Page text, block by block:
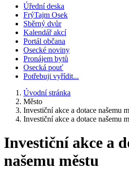
Úřední deska
FrýTajm Osek
Sběrný dvůr
Kalendář akcí
Portál občana
Osecké noviny
Pronájem bytů
Osecká pouť
Potřebuji vyřídit...
Úvodní stránka
Město
Investiční akce a dotace našemu
Investiční akce a dotace našemu
Investiční akce a
našemu městu